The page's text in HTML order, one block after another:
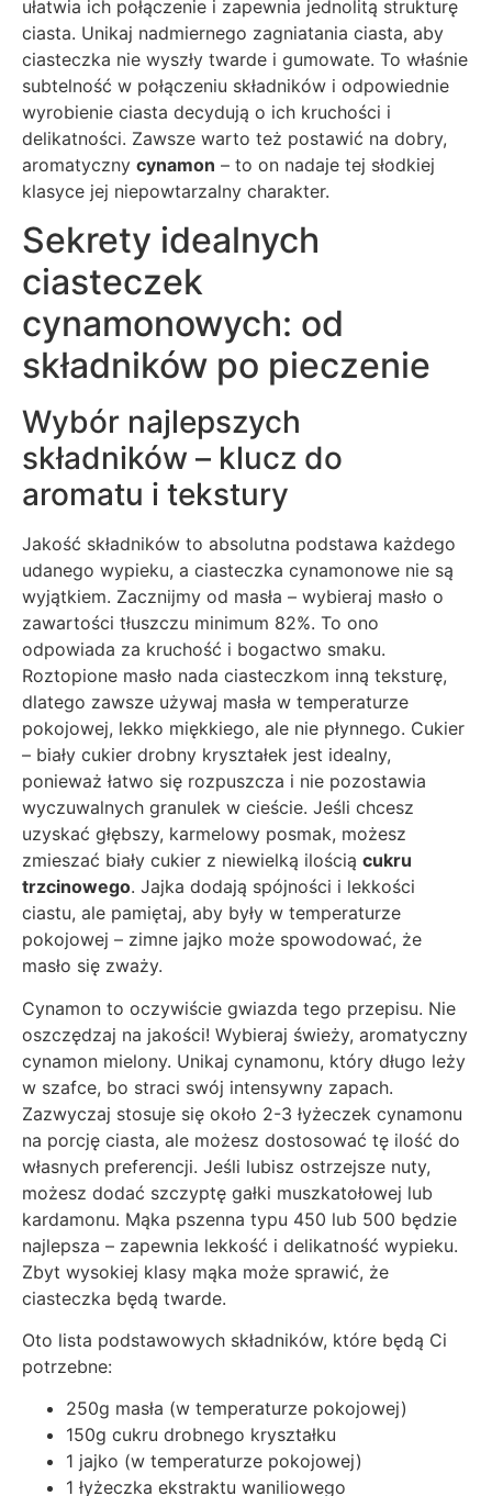
ułatwia ich połączenie i zapewnia jednolitą strukturę
ciasta. Unikaj nadmiernego zagniatania ciasta, aby
ciasteczka nie wyszły twarde i gumowate. To właśnie
subtelność w połączeniu składników i odpowiednie
wyrobienie ciasta decydują o ich kruchości i
delikatności. Zawsze warto też postawić na dobry,
aromatyczny cynamon – to on nadaje tej słodkiej
klasyce jej niepowtarzalny charakter.
Sekrety idealnych
ciasteczek
cynamonowych: od
składników po pieczenie
Wybór najlepszych
składników – klucz do
aromatu i tekstury
Jakość składników to absolutna podstawa każdego
udanego wypieku, a ciasteczka cynamonowe nie są
wyjątkiem. Zacznijmy od masła – wybieraj masło o
zawartości tłuszczu minimum 82%. To ono
odpowiada za kruchość i bogactwo smaku.
Roztopione masło nada ciasteczkom inną teksturę,
dlatego zawsze używaj masła w temperaturze
pokojowej, lekko miękkiego, ale nie płynnego. Cukier
– biały cukier drobny kryształek jest idealny,
ponieważ łatwo się rozpuszcza i nie pozostawia
wyczuwalnych granulek w cieście. Jeśli chcesz
uzyskać głębszy, karmelowy posmak, możesz
zmieszać biały cukier z niewielką ilością cukru
trzcinowego. Jajka dodają spójności i lekkości
ciastu, ale pamiętaj, aby były w temperaturze
pokojowej – zimne jajko może spowodować, że
masło się zważy.
Cynamon to oczywiście gwiazda tego przepisu. Nie
oszczędzaj na jakości! Wybieraj świeży, aromatyczny
cynamon mielony. Unikaj cynamonu, który długo leży
w szafce, bo straci swój intensywny zapach.
Zazwyczaj stosuje się około 2-3 łyżeczek cynamonu
na porcję ciasta, ale możesz dostosować tę ilość do
własnych preferencji. Jeśli lubisz ostrzejsze nuty,
możesz dodać szczyptę gałki muszkatołowej lub
kardamonu. Mąka pszenna typu 450 lub 500 będzie
najlepsza – zapewnia lekkość i delikatność wypieku.
Zbyt wysokiej klasy mąka może sprawić, że
ciasteczka będą twarde.
Oto lista podstawowych składników, które będą Ci
potrzebne:
250g masła (w temperaturze pokojowej)
150g cukru drobnego kryształku
1 jajko (w temperaturze pokojowej)
1 łyżeczka ekstraktu waniliowego